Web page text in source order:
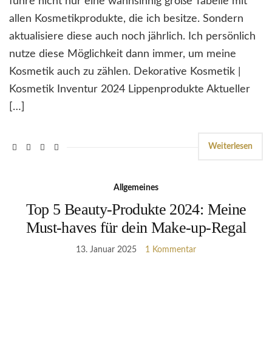
allen Kosmetikprodukte, die ich besitze. Sondern
aktualisiere diese auch noch jährlich. Ich persönlich
nutze diese Möglichkeit dann immer, um meine
Kosmetik auch zu zählen. Dekorative Kosmetik |
Kosmetik Inventur 2024 Lippenprodukte Aktueller
[…]
Weiterlesen
Allgemeines
Top 5 Beauty-Produkte 2024: Meine
Must-haves für dein Make-up-Regal
13. Januar 2025 1 Kommentar